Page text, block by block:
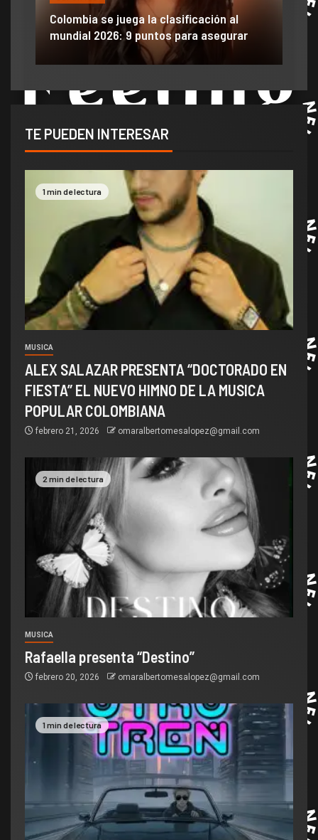
Colombia se juega la clasificación al
mundial 2026: 9 puntos para asegurar
TE PUEDEN INTERESAR
1 min de lectura
MUSICA
ALEX SALAZAR PRESENTA “DOCTORADO EN
FIESTA” EL NUEVO HIMNO DE LA MUSICA
POPULAR COLOMBIANA
febrero 21, 2026 omaralbertomesalopez@gmail.com
2 min de lectura
MUSICA
Rafaella presenta “Destino”
febrero 20, 2026 omaralbertomesalopez@gmail.com
1 min de lectura